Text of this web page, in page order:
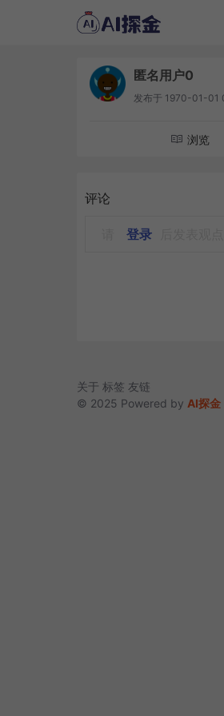
匿名用户0
发布于 1970-01-01
浏览
评论
登录
关于 标签 友链
© 2025 Powered by AI探金